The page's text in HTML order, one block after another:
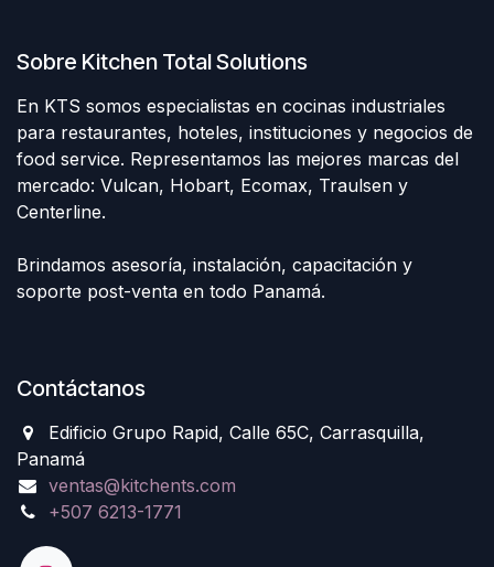
Sobre Kitchen Total Solutions
En KTS somos especialistas en cocinas industriales
para restaurantes, hoteles, instituciones y negocios de
food service. Representamos las mejores marcas del
mercado: Vulcan, Hobart, Ecomax, Traulsen y
Centerline.
Brindamos asesoría, instalación, capacitación y
soporte post-venta en todo Panamá.
Contáctanos
Edificio Grupo Rapid, Calle 65C, Carrasquilla,
Panamá
ventas@kitchents.com
+507 6213-1771